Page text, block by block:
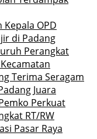
OPD
di Padang
Perangkat
Terima Seragam
Juara
Perkuat
RT/RW
Pasar Raya